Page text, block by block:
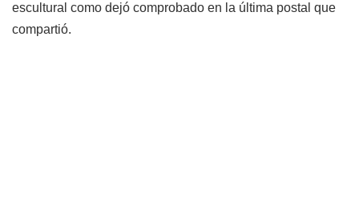
escultural como dejó comprobado en la última postal que
compartió.